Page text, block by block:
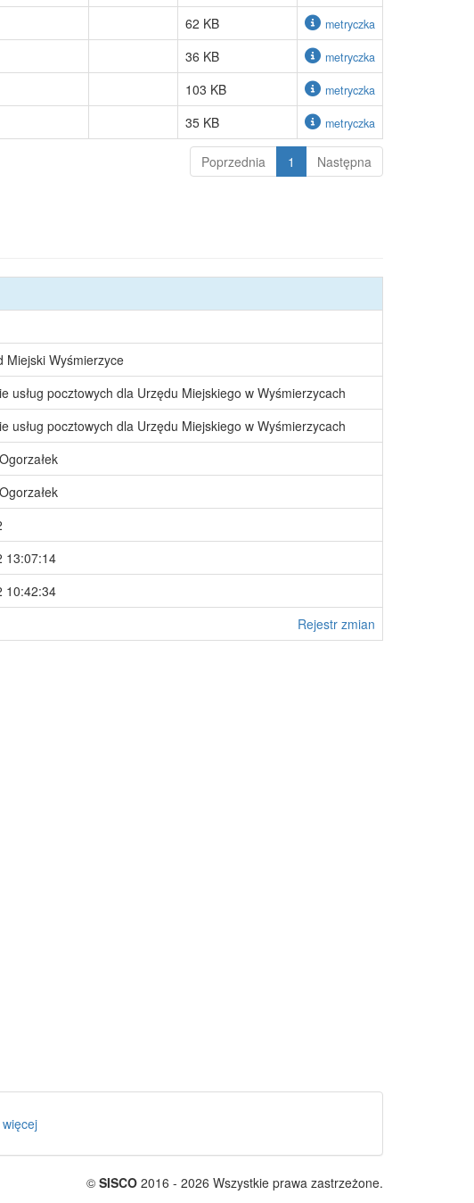
62 KB metryczka
36 KB metryczka
103 KB metryczka
35 KB metryczka
Poprzednia 1 Następna
Miejski Wyśmierzyce
usług pocztowych dla Urzędu Miejskiego w Wyśmierzycach
usług pocztowych dla Urzędu Miejskiego w Wyśmierzycach
13:07:14
10:42:34
Rejestr zmian
© SISCO 2016 - 2026 Wszystkie prawa zastrzeżone.